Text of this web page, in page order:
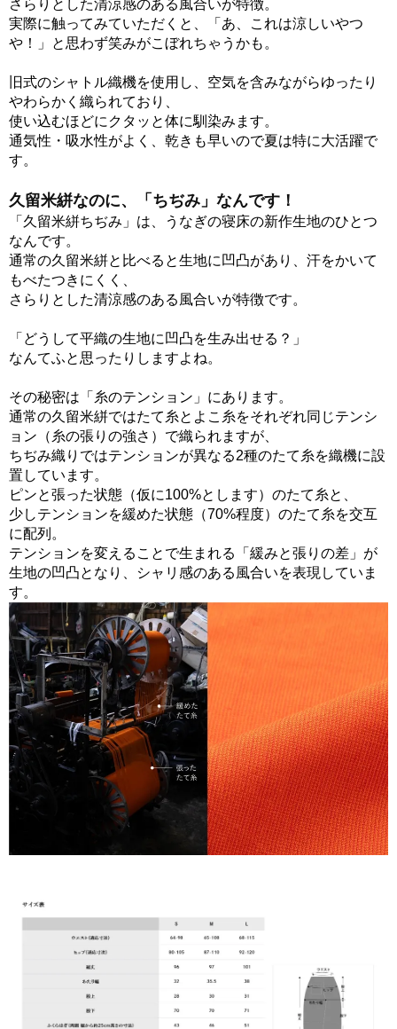
さらりとした清涼感のある風合いが特徴。
実際に触ってみていただくと、「あ、これは涼しいやつ
や！」と思わず笑みがこぼれちゃうかも。
旧式のシャトル織機を使用し、空気を含みながらゆったり
やわらかく織られており、
使い込むほどにクタッと体に馴染みます。
通気性・吸水性がよく、乾きも早いので夏は特に大活躍で
す。
久留米絣なのに、「ちぢみ」なんです！
「久留米絣ちぢみ」は、うなぎの寝床の新作生地のひとつ
なんです。
通常の久留米絣と比べると生地に凹凸があり、汗をかいて
もべたつきにくく、
さらりとした清涼感のある風合いが特徴です。
「どうして平織の生地に凹凸を生み出せる？」
なんてふと思ったりしますよね。
その秘密は「糸のテンション」にあります。
通常の久留米絣ではたて糸とよこ糸をそれぞれ同じテンシ
ョン（糸の張りの強さ）で織られますが、
ちぢみ織りではテンションが異なる2種のたて糸を織機に設
置しています。
ピンと張った状態（仮に100%とします）のたて糸と、
少しテンションを緩めた状態（70%程度）のたて糸を交互
に配列。
テンションを変えることで生まれる「緩みと張りの差」が
生地の凹凸となり、シャリ感のある風合いを表現していま
す。